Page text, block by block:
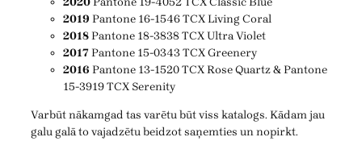
2019 Pantone 16-1546 TCX Living Coral
2018Pantone 18-3838 TCX Ultra Violet
2017Pantone 15-0343 TCX Greenery
2016 Pantone 13-1520 TCX Rose Quartz & Pantone
15-3919 TCX Serenity
Varbūt nākamgad tas varētu būt viss katalogs. Kādam jau
galu galā to vajadzētu beidzot saņemties un nopirkt.